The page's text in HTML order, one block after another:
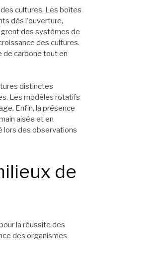
cultures. Les boîtes
dès l'ouverture,
des systèmes de
des cultures.
carbone tout en
distinctes
Les modèles rotatifs
Enfin, la présence
aisée et en
lors des observations
de
la réussite des
des organismes